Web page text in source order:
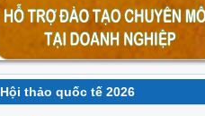
Hội thảo quốc tế 2026